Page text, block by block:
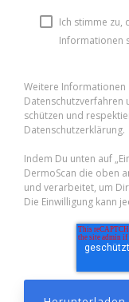
Ich stimme zu,
Informationen
Weitere Informationen
Datenschutzverfahren
schützen und
Datenschutzerklärung.
Indem Du unten auf
DermoScan die oben
und verarbeitet, um
Die Einwilligung kann